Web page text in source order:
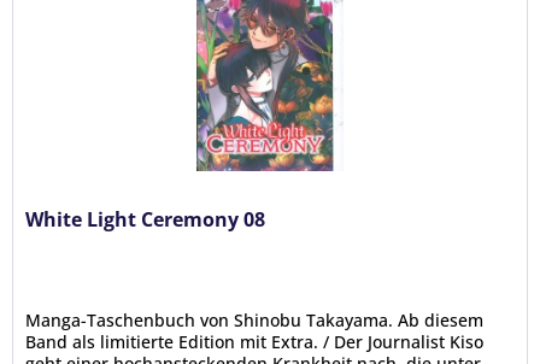
White Light Ceremony 08
Manga-Taschenbuch von Shinobu Takayama. Ab diesem
Band als limitierte Edition mit Extra. / Der Journalist Kiso